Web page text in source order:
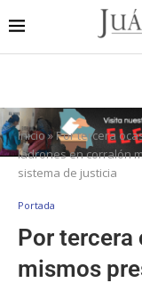
Inicio»Por tercera
ladrones en corralón
sistema de justicia
Portada
Por tercera
mismos